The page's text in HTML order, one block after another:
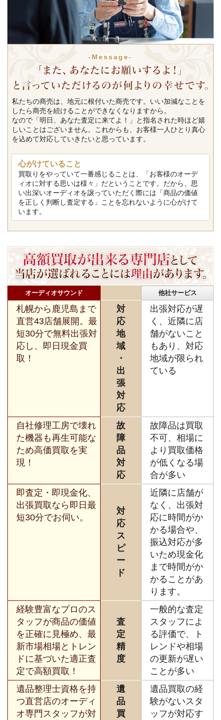
-Message-
私たちの商売は、地元に根付いた商売です。いい加減なことを
したら商売を続けることができなくなりますから。
なので「明日、あなた査定に来てよ！」と指名された時ほど嬉
しいことはございません。これからも、お客様一人ひとり真心
を込めて対応していきたいと思っています。
心がけていること
買取りをやっていて一番感じることは、「お客様のオーデ
ィオに対する思いは様々」だということです。だから、思
い出深いオーディオを譲っていただく際には「商品の価値
を正しく判断し査定する」ことを忘れないように心がけて
います。
オーディオサウンド 他社サービス
札幌から鹿児島まで
直営43店舗展開。最
短30分で無料出張対
応し、即日現金買
取！
対
応
地
域
・
出
張
対
応
出張対応が遅
く、近隣に店
舗がないこと
もあり、対応
地域が限られ
ている
自社修理工房で壊れ
た機器も再生可能な
ため高価買取を実
現！
故
障
品
対
応
故障品は買取
不可、相場に
より買取価格
が低くなる場
合が多い
即査定・即現金化、
出張買取なら即日最
短30分でお伺い。
対
応
ス
ピ
ー
ド
近隣に店舗が
なく、出張対
応に時間がか
かる場合や、
振込対応が多
いため現金化
まで時間がか
かることがあ
ります。
経験豊富なプロのス
タッフが商品の価値
を正確に見極め、最
新市場相場とトレン
ドに基づいた適正査
定で高額買取！
査
定
精
度
一般的な査定
スタッフによ
る評価で、ト
レンドや相場
の更新が遅い
ことが多い
遺品整理士資格を持
つ直営店のオーディ
オ専門スタッフが対
遺
品
買
遺品買取の経
験がないスタ
ッフが対応す